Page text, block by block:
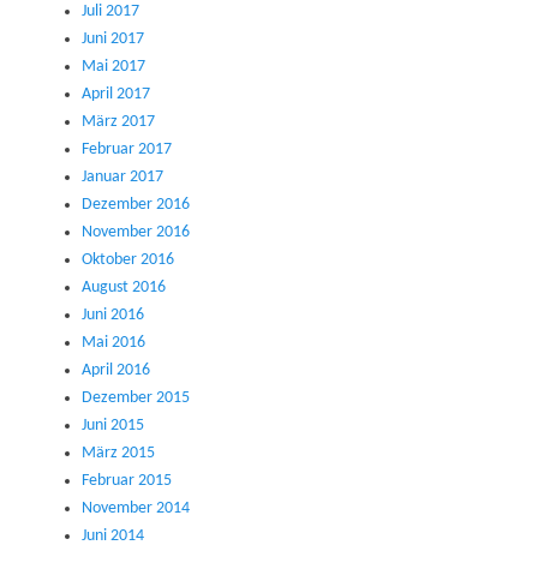
Juli 2017
Juni 2017
Mai 2017
April 2017
März 2017
Februar 2017
Januar 2017
Dezember 2016
November 2016
Oktober 2016
August 2016
Juni 2016
Mai 2016
April 2016
Dezember 2015
Juni 2015
März 2015
Februar 2015
November 2014
Juni 2014